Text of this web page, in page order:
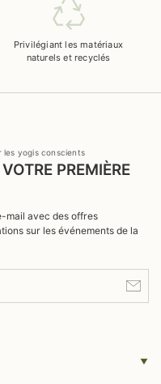
Privilégiant les matériaux
naturels et recyclés
les yogis conscients
PREMIÈRE
mail avec des offres
sur les événements de la